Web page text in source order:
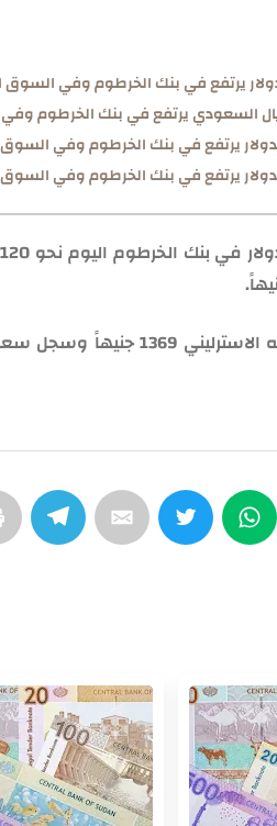
يرتفع في بنك الخرطوم وفي السوق
السعودي يرتفع في بنك الخرطوم وفي
يرتفع في بنك الخرطوم وفي السوق
يرتفع في بنك الخرطوم وفي السوق السوداء